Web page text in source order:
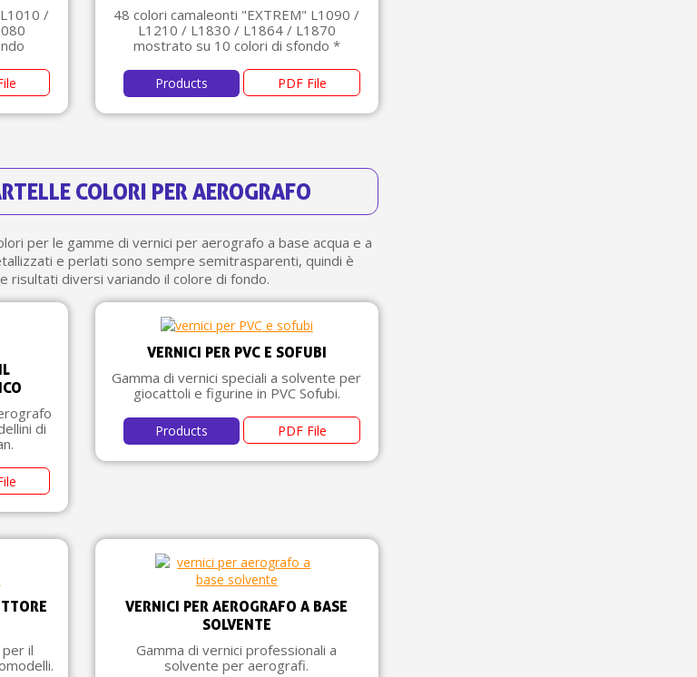
/
48 colori camaleonti "EXTREM" L1090 ​​/
L1210 / L1830 / L1864 / L1870
mostrato su 10 colori di sfondo *
Products PDF File
COLORI PER AEROGRAFO
per le gamme di vernici per aerografo a base acqua e a
e perlati sono sempre semitrasparenti, quindi è
risultati diversi variando il colore di fondo.
di
VERNICI PER PVC E SOFUBI
Gamma di vernici speciali a solvente per
giocattoli e figurine in PVC Sofubi.
Products PDF File
il
VERNICI PER AEROGRAFO A BASE
SOLVENTE
Gamma di vernici professionali a
solvente per aerografi.